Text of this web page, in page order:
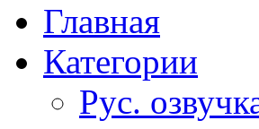
Главная
Категории
Рус.